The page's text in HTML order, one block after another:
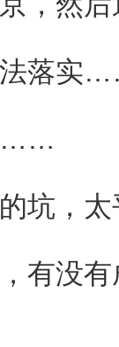
落实
……
，太
没有